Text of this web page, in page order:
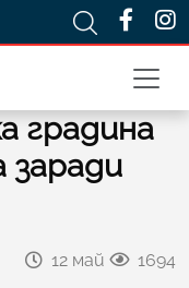
градина
заради
12 май 1694